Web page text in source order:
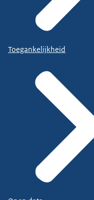
Toegankelijkheid